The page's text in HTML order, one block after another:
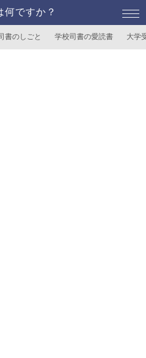
何ですか？
書のしごと 学校司書の愛読書 大学